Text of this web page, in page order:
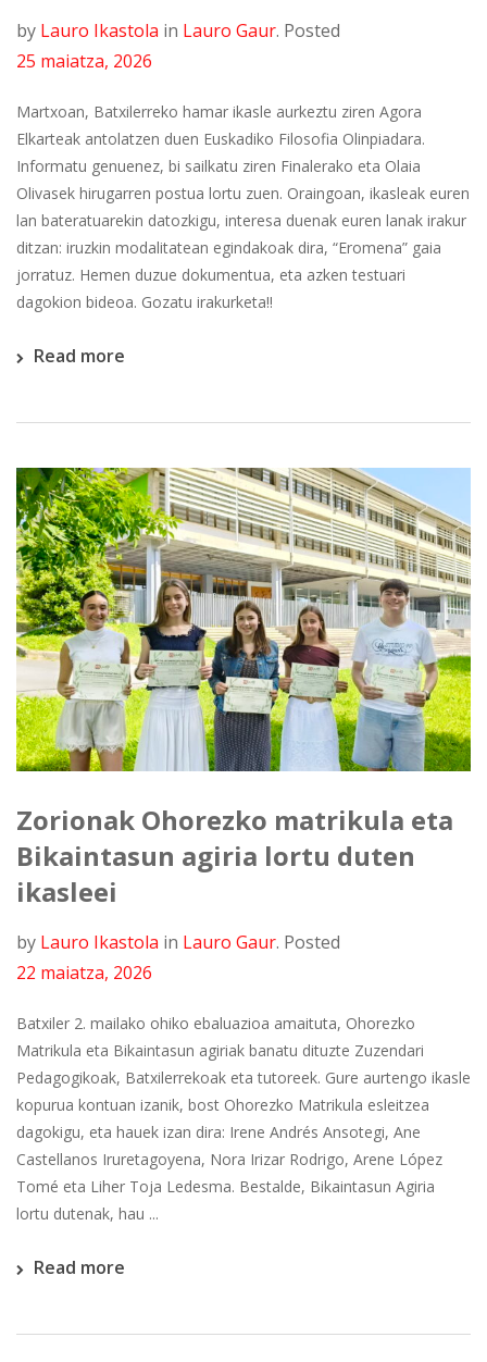
by Lauro Ikastola in Lauro Gaur. Posted
25 maiatza, 2026
Martxoan, Batxilerreko hamar ikasle aurkeztu ziren Agora
Elkarteak antolatzen duen Euskadiko Filosofia Olinpiadara.
Informatu genuenez, bi sailkatu ziren Finalerako eta Olaia
Olivasek hirugarren postua lortu zuen. Oraingoan, ikasleak euren
lan bateratuarekin datozkigu, interesa duenak euren lanak irakur
ditzan: iruzkin modalitatean egindakoak dira, “Eromena” gaia
jorratuz. Hemen duzue dokumentua, eta azken testuari
dagokion bideoa. Gozatu irakurketa!!
Read more
Zorionak Ohorezko matrikula eta
Bikaintasun agiria lortu duten
ikasleei
by Lauro Ikastola in Lauro Gaur. Posted
22 maiatza, 2026
Batxiler 2. mailako ohiko ebaluazioa amaituta, Ohorezko
Matrikula eta Bikaintasun agiriak banatu dituzte Zuzendari
Pedagogikoak, Batxilerrekoak eta tutoreek. Gure aurtengo ikasle
kopurua kontuan izanik, bost Ohorezko Matrikula esleitzea
dagokigu, eta hauek izan dira: Irene Andrés Ansotegi, Ane
Castellanos Iruretagoyena, Nora Irizar Rodrigo, Arene López
Tomé eta Liher Toja Ledesma. Bestalde, Bikaintasun Agiria
lortu dutenak, hau ...
Read more